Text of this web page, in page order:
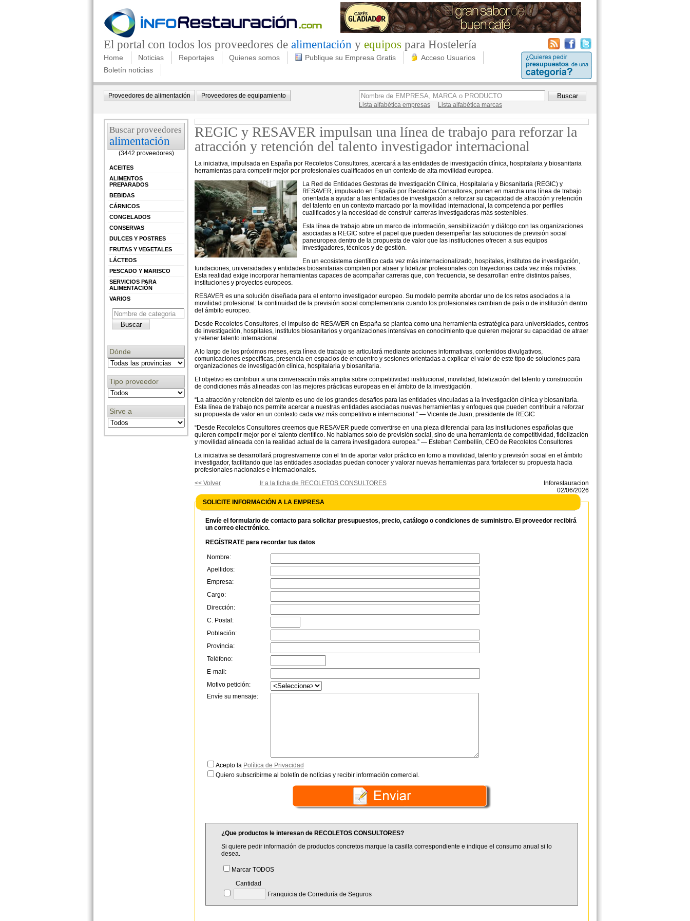
El portal con todos los proveedores de alimentación y equipos para Hostelería
Home Noticias Reportajes Quienes somos Publique su Empresa Gratis
Acceso Usuarios
Boletín noticias
Proveedores de alimentación
Proveedores de equipamiento
Lista alfabética empresas
Lista alfabética marcas
Buscar proveedores
alimentación
(3442 proveedores)
ACEITES
ALIMENTOS
PREPARADOS
BEBIDAS
CÁRNICOS
CONGELADOS
CONSERVAS
DULCES Y POSTRES
FRUTAS Y VEGETALES
LÁCTEOS
PESCADO Y MARISCO
SERVICIOS PARA
ALIMENTACIÓN
VARIOS
Dónde
Tipo proveedor
Sirve a
REGIC y RESAVER impulsan una línea de trabajo para reforzar la
atracción y retención del talento investigador internacional
La iniciativa, impulsada en España por Recoletos Consultores, acercará a las entidades de investigación clínica, hospitalaria y biosanitaria
herramientas para competir mejor por profesionales cualificados en un contexto de alta movilidad europea.
La Red de Entidades Gestoras de Investigación Clínica, Hospitalaria y Biosanitaria (REGIC) y
RESAVER, impulsado en España por Recoletos Consultores, ponen en marcha una línea de trabajo
orientada a ayudar a las entidades de investigación a reforzar su capacidad de atracción y retención
del talento en un contexto marcado por la movilidad internacional, la competencia por perfiles
cualificados y la necesidad de construir carreras investigadoras más sostenibles.
Esta línea de trabajo abre un marco de información, sensibilización y diálogo con las organizaciones
asociadas a REGIC sobre el papel que pueden desempeñar las soluciones de previsión social
paneuropea dentro de la propuesta de valor que las instituciones ofrecen a sus equipos
investigadores, técnicos y de gestión.
En un ecosistema científico cada vez más internacionalizado, hospitales, institutos de investigación,
fundaciones, universidades y entidades biosanitarias compiten por atraer y fidelizar profesionales con trayectorias cada vez más móviles.
Esta realidad exige incorporar herramientas capaces de acompañar carreras que, con frecuencia, se desarrollan entre distintos países,
instituciones y proyectos europeos.
RESAVER es una solución diseñada para el entorno investigador europeo. Su modelo permite abordar uno de los retos asociados a la
movilidad profesional: la continuidad de la previsión social complementaria cuando los profesionales cambian de país o de institución dentro
del ámbito europeo.
Desde Recoletos Consultores, el impulso de RESAVER en España se plantea como una herramienta estratégica para universidades, centros
de investigación, hospitales, institutos biosanitarios y organizaciones intensivas en conocimiento que quieren mejorar su capacidad de atraer
y retener talento internacional.
A lo largo de los próximos meses, esta línea de trabajo se articulará mediante acciones informativas, contenidos divulgativos,
comunicaciones específicas, presencia en espacios de encuentro y sesiones orientadas a explicar el valor de este tipo de soluciones para
organizaciones de investigación clínica, hospitalaria y biosanitaria.
El objetivo es contribuir a una conversación más amplia sobre competitividad institucional, movilidad, fidelización del talento y construcción
de condiciones más alineadas con las mejores prácticas europeas en el ámbito de la investigación.
“La atracción y retención del talento es uno de los grandes desafíos para las entidades vinculadas a la investigación clínica y biosanitaria.
Esta línea de trabajo nos permite acercar a nuestras entidades asociadas nuevas herramientas y enfoques que pueden contribuir a reforzar
su propuesta de valor en un contexto cada vez más competitivo e internacional.” — Vicente de Juan, presidente de REGIC
“Desde Recoletos Consultores creemos que RESAVER puede convertirse en una pieza diferencial para las instituciones españolas que
quieren competir mejor por el talento científico. No hablamos solo de previsión social, sino de una herramienta de competitividad, fidelización
y movilidad alineada con la realidad actual de la carrera investigadora europea.” — Esteban Cembellín, CEO de Recoletos Consultores
La iniciativa se desarrollará progresivamente con el fin de aportar valor práctico en torno a movilidad, talento y previsión social en el ámbito
investigador, facilitando que las entidades asociadas puedan conocer y valorar nuevas herramientas para fortalecer su propuesta hacia
profesionales nacionales e internacionales.
<< Volver
Ir a la ficha de RECOLETOS CONSULTORES
Inforestauracion
02/06/2026
SOLICITE INFORMACIÓN A LA EMPRESA
Envíe el formulario de contacto para solicitar presupuestos, precio, catálogo o condiciones de suministro. El proveedor recibirá
un correo electrónico.
REGÍSTRATE para recordar tus datos
Nombre:
Apellidos:
Empresa:
Cargo:
Dirección:
C. Postal:
Población:
Provincia:
Teléfono:
E-mail:
Motivo petición:
Envíe su mensaje:
Acepto la Política de Privacidad
Quiero subscribirme al boletín de notícias y recibir información comercial.
¿Que productos le interesan de RECOLETOS CONSULTORES?
Si quiere pedir información de productos concretos marque la casilla correspondiente e indique el consumo anual si lo
desea.
Marcar TODOS
Cantidad
Franquicia de Correduría de Seguros